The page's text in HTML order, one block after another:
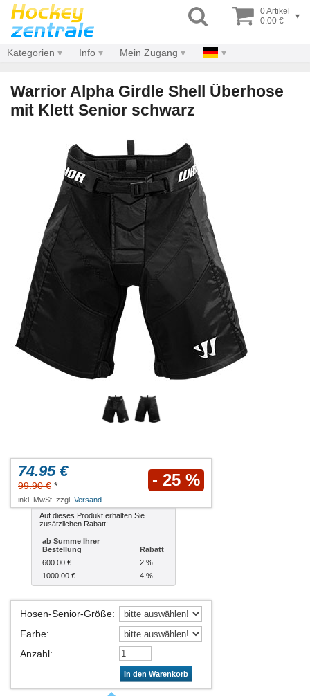
0 Artikel
0.00 €
▾
Kategorien Info Mein Zugang
Warrior Alpha Girdle Shell Überhose
mit Klett Senior schwarz
74.95 €
99.90 € * - 25 %
inkl. MwSt. zzgl. Versand
Auf dieses Produkt erhalten Sie
zusätzlichen Rabatt:
ab Summe Ihrer
Bestellung
Rabatt
600.00 €
2 %
1000.00 €
4 %
Hosen-Senior-Größe:
Farbe:
Anzahl:
In den Warenkorb